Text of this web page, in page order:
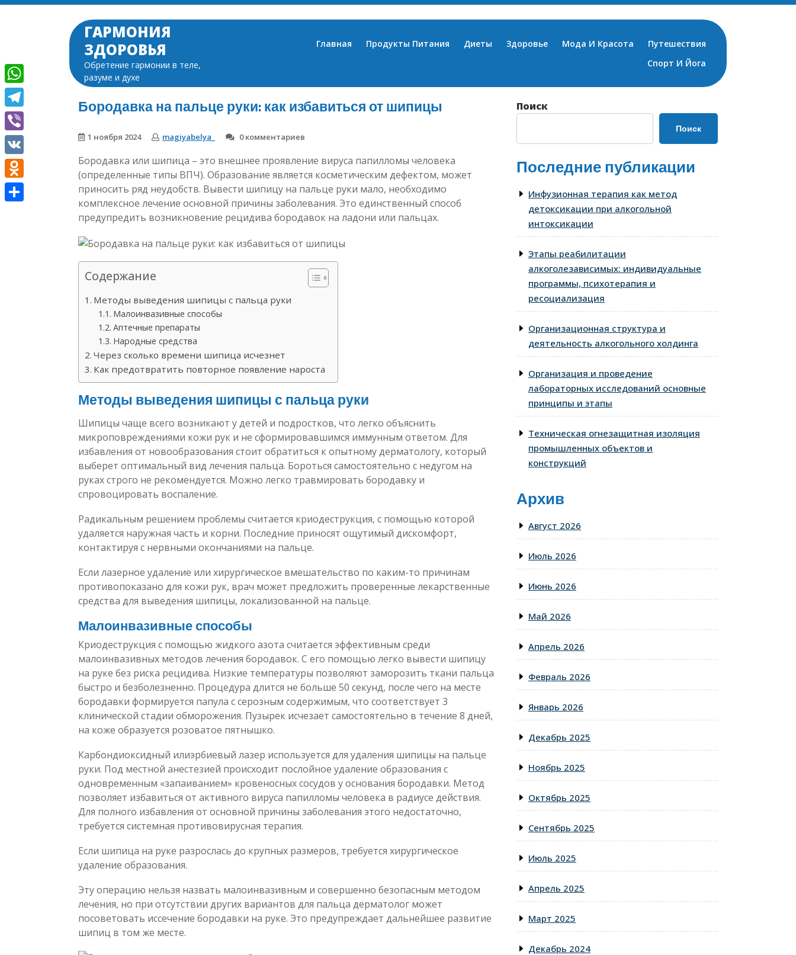
Перейти
ГАРМОНИЯ
ЗДОРОВЬЯ
Обретение гармонии в теле,
разуме и духе
Главная Продукты Питания Диеты Здоровье Мода И Красота
Путешествия
Спорт И Йога
Бородавка на пальце руки: как избавиться от шипицы
1 ноября 2024 magiyabelya_ 0 комментариев
Бородавка или шипица – это внешнее проявление вируса папилломы человека
(определенные типы ВПЧ). Образование является косметическим дефектом, может
приносить ряд неудобств. Вывести шипицу на пальце руки мало, необходимо
комплексное лечение основной причины заболевания. Это единственный способ
предупредить возникновение рецидива бородавок на ладони или пальцах.
Содержание
Методы выведения шипицы с пальца руки
Малоинвазивные способы
Аптечные препараты
Народные средства
Через сколько времени шипица исчезнет
Как предотвратить повторное появление нароста
Методы выведения шипицы с пальца руки
Шипицы чаще всего возникают у детей и подростков, что легко объяснить
микроповреждениями кожи рук и не сформировавшимся иммунным ответом. Для
избавления от новообразования стоит обратиться к опытному дерматологу, который
выберет оптимальный вид лечения пальца. Бороться самостоятельно с недугом на
руках строго не рекомендуется. Можно легко травмировать бородавку и
спровоцировать воспаление.
Радикальным решением проблемы считается криодеструкция, с помощью которой
удаляется наружная часть и корни. Последние приносят ощутимый дискомфорт,
контактируя с нервными окончаниями на пальце.
Если лазерное удаление или хирургическое вмешательство по каким-то причинам
противопоказано для кожи рук, врач может предложить проверенные лекарственные
средства для выведения шипицы, локализованной на пальце.
Малоинвазивные способы
Криодеструкция с помощью жидкого азота считается эффективным среди
малоинвазивных методов лечения бородавок. С его помощью легко вывести шипицу
на руке без риска рецидива. Низкие температуры позволяют заморозить ткани пальца
быстро и безболезненно. Процедура длится не больше 50 секунд, после чего на месте
бородавки формируется папула с серозным содержимым, что соответствует 3
клинической стадии обморожения. Пузырек исчезает самостоятельно в течение 8 дней,
на коже образуется розоватое пятнышко.
Карбондиоксидный илиэрбиевый лазер используется для удаления шипицы на пальце
руки. Под местной анестезией происходит послойное удаление образования с
одновременным «запаиванием» кровеносных сосудов у основания бородавки. Метод
позволяет избавиться от активного вируса папилломы человека в радиусе действия.
Для полного избавления от основной причины заболевания этого недостаточно,
требуется системная противовирусная терапия.
Если шипица на руке разрослась до крупных размеров, требуется хирургическое
удаление образования.
Эту операцию нельзя назвать малоинвазивным и совершенно безопасным методом
лечения, но при отсутствии других вариантов для пальца дерматолог может
посоветовать иссечение бородавки на руке. Это предупреждает дальнейшее развитие
шипиц в том же месте.
Поиск
Поиск
Последние публикации
Инфузионная терапия как метод
детоксикации при алкогольной
интоксикации
Этапы реабилитации
алкоголезависимых: индивидуальные
программы, психотерапия и
ресоциализация
Организационная структура и
деятельность алкогольного холдинга
Организация и проведение
лабораторных исследований основные
принципы и этапы
Техническая огнезащитная изоляция
промышленных объектов и
конструкций
Архив
Август 2026
Июль 2026
Июнь 2026
Май 2026
Апрель 2026
Февраль 2026
Январь 2026
Декабрь 2025
Ноябрь 2025
Октябрь 2025
Сентябрь 2025
Июль 2025
Апрель 2025
Март 2025
Декабрь 2024
WhatsApp
Telegram
Viber
VK
Odnoklassniki